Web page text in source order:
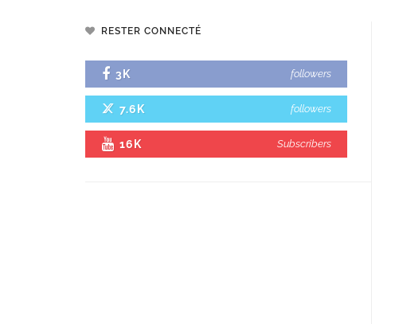
RESTER CONNECTÉ
3K followers
7.6K followers
16K Subscribers